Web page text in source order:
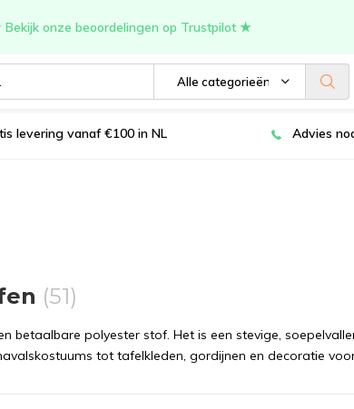
Alle categorieën
onze beoordelingen op Trustpilot ★
levering vanaf €100 in NL Advies
(51)
betaalbare polyester stof. Het is een stevige,
tot tafelkleden, gordijnen en decoratie